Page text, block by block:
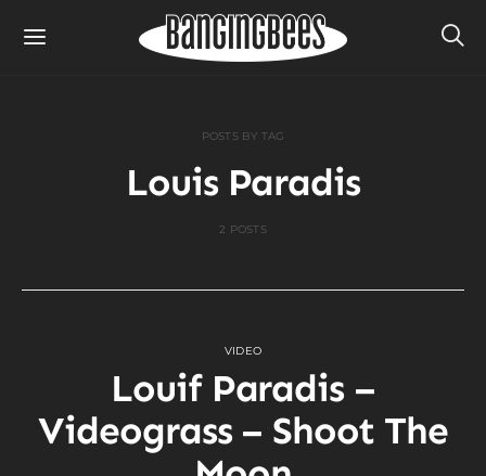
POSTS BY TAG
Louis Paradis
2 POSTS
VIDEO
Louif Paradis –
Videograss – Shoot The